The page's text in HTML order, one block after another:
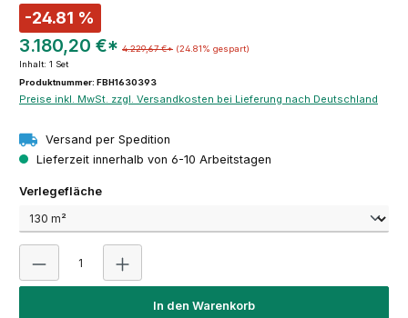
-24.81 %
3.180,20 €* 4.229,67 €* (24.81% gespart)
Inhalt: 1 Set
Produktnummer: FBH1630393
Preise inkl. MwSt. zzgl. Versandkosten bei Lieferung nach Deutschland
Versand per Spedition
Lieferzeit innerhalb von 6-10 Arbeitstagen
Verlegeflächeauswählen
In den Warenkorb